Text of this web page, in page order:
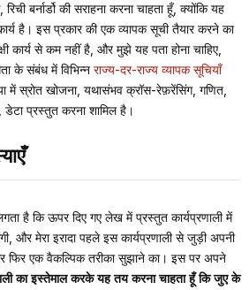
की सराहना करना चाहता हूँ, क्योंकि यह
है। इस प्रकार की एक व्यापक सूची तैयार करने का
कार्य से कम नहीं है, और मुझे यह पता होना चाहिए,
के संबंध में विभिन्न राज्य-दर-राज्य व्यापक सूचियाँ
में स्रोत खोजना, यथासंभव क्रॉस-रेफ़रेंसिंग, गणित,
प्रस्तुत करना शामिल है।
है कि ऊपर दिए गए लेख में प्रस्तुत कार्यप्रणाली में
और मेरा इरादा पहले इस कार्यप्रणाली से जुड़ी अपनी
फिर एक वैकल्पिक तरीका सुझाने का। इस पर अपने
का इस्तेमाल करके यह तय करना चाहता हूँ कि जुए के